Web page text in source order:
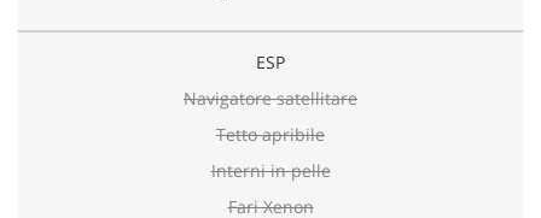
ESP
Navigatore satellitare
Tetto apribile
Interni in pelle
Fari Xenon